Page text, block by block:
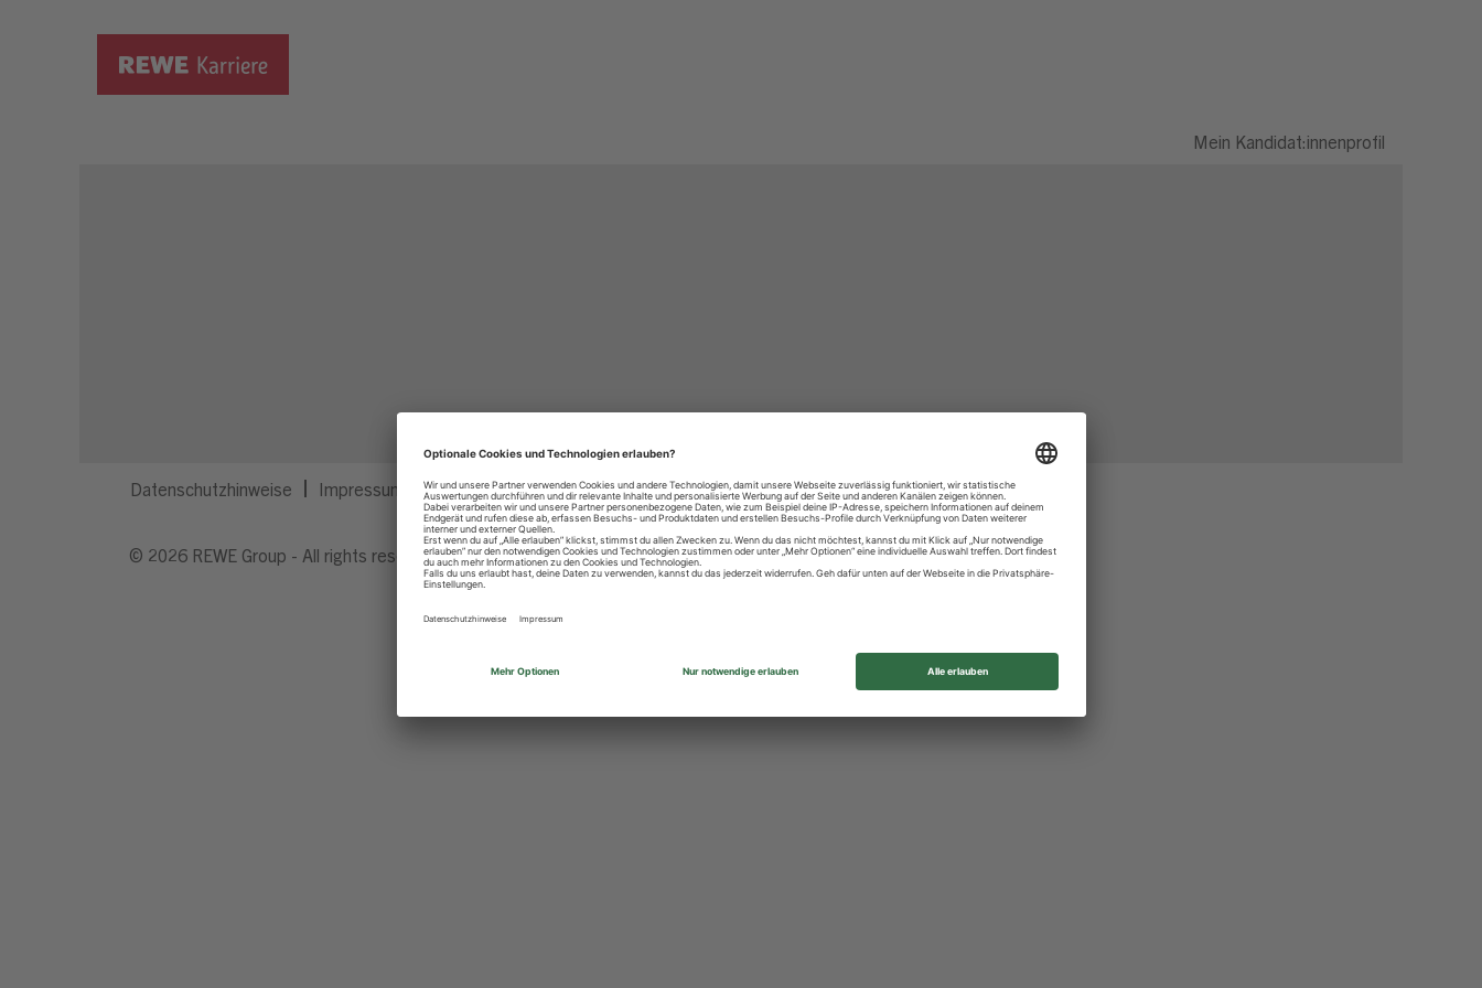
Mein Kandidat:innenprofil
Datenschutzhinweise Impressum Privatsphäre-Einstellungen
© 2026 REWE Group - All rights reserved